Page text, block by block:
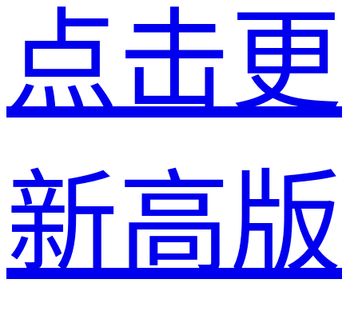
点击更
新高版